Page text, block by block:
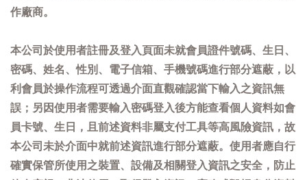
作廠商。
本公司於使用者註冊及登入頁面未就會員證件號碼、生日、
密碼、姓名、性別、電子信箱、手機號碼進行部分遮蔽，以
利會員於操作流程可透過介面直觀確認當下輸入之資訊無
誤；另因使用者需要輸入密碼登入後方能查看個人資料如會
員卡號、生日，且前述資料非屬支付工具等高風險資訊，故
本公司未於介面中就前述資訊進行部分遮蔽。使用者應自行
確實保管所使用之裝置、設備及相關登入資訊之安全，防止